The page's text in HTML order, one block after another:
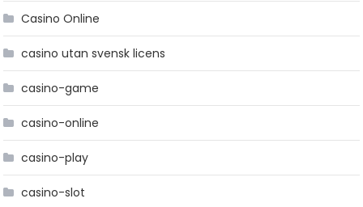
Casino Online
casino utan svensk licens
casino-game
casino-online
casino-play
casino-slot